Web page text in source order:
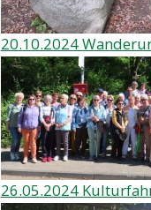
20.10.2024
26.05.2024